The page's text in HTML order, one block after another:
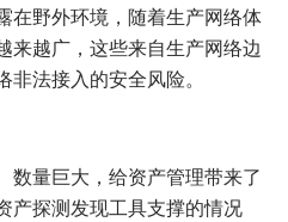
在野外环境，随着生产网络体
来越广，这些来自生产网络边
法接入的安全风险。
数量巨大，给资产管理带来了
产探测发现工具支撑的情况